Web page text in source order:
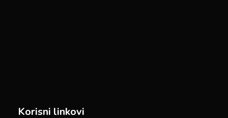
Korisni linkovi